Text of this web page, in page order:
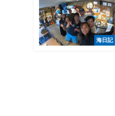
海日記